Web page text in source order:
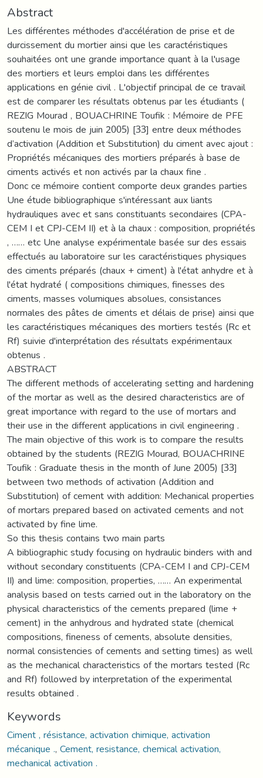
Abstract
Les différentes méthodes d'accélération de prise et de
durcissement du mortier ainsi que les caractéristiques
souhaitées ont une grande importance quant à la l′usage
des mortiers et leurs emploi dans les différentes
applications en génie civil . L'objectif principal de ce travail
est de comparer les résultats obtenus par les étudiants (
REZIG Mourad , BOUACHRINE Toufik : Mémoire de PFE
soutenu le mois de juin 2005) [33] entre deux méthodes
d’activation (Addition et Substitution) du ciment avec ajout :
Propriétés mécaniques des mortiers préparés à base de
ciments activés et non activés par la chaux fine .
Donc ce mémoire contient comporte deux grandes parties
Une étude bibliographique s'intéressant aux liants
hydrauliques avec et sans constituants secondaires (CPA-
CEM I et CPJ-CEM II) et à la chaux : composition, propriétés
, …… etc Une analyse expérimentale basée sur des essais
effectués au laboratoire sur les caractéristiques physiques
des ciments préparés (chaux + ciment) à l'état anhydre et à
l'état hydraté ( compositions chimiques, finesses des
ciments, masses volumiques absolues, consistances
normales des pâtes de ciments et délais de prise) ainsi que
les caractéristiques mécaniques des mortiers testés (Rc et
Rf) suivie d'interprétation des résultats expérimentaux
obtenus .
ABSTRACT
The different methods of accelerating setting and hardening
of the mortar as well as the desired characteristics are of
great importance with regard to the use of mortars and
their use in the different applications in civil engineering .
The main objective of this work is to compare the results
obtained by the students (REZIG Mourad, BOUACHRINE
Toufik : Graduate thesis in the month of June 2005) [33]
between two methods of activation (Addition and
Substitution) of cement with addition: Mechanical properties
of mortars prepared based on activated cements and not
activated by fine lime.
So this thesis contains two main parts
A bibliographic study focusing on hydraulic binders with and
without secondary constituents (CPA-CEM I and CPJ-CEM
II) and lime: composition, properties, …… An experimental
analysis based on tests carried out in the laboratory on the
physical characteristics of the cements prepared (lime +
cement) in the anhydrous and hydrated state (chemical
compositions, fineness of cements, absolute densities,
normal consistencies of cements and setting times) as well
as the mechanical characteristics of the mortars tested (Rc
and Rf) followed by interpretation of the experimental
results obtained .
Keywords
Ciment , résistance, activation chimique, activation
mécanique .,Cement, resistance, chemical activation,
mechanical activation .